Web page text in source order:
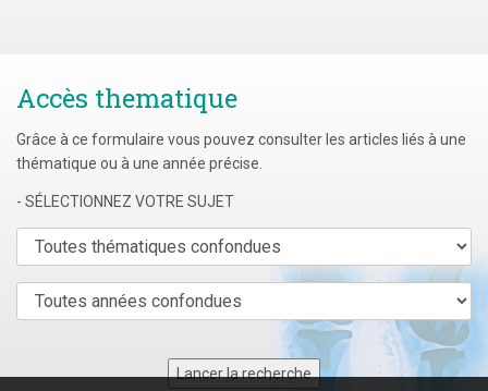
Accès thematique
Grâce à ce formulaire vous pouvez consulter les articles liés à une
thématique ou à une année précise.
- SÉLECTIONNEZ VOTRE SUJET